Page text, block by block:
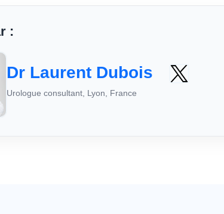
:
Dr Laurent Dubois
Urologue consultant, Lyon, France